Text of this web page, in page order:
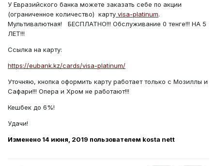
У Евразийского банка можете заказать себе по акции
(ограниченное количество) карту visa-platinum.
Мультивалютная! БЕСПЛАТНО!!! Обслуживание 0 тенге!!! НА 5
ЛЕТ!!!
Ссылка на карту:
https://eubank.kz/cards/visa-platinum/
Уточняю, кнопка оформить карту работает только с Мозиллы и
Сафари!!! Опера и Хром не работают!!!
Кешбек до 6%!
Удачи!
Изменено 14 июня, 2019 пользователем kosta nett